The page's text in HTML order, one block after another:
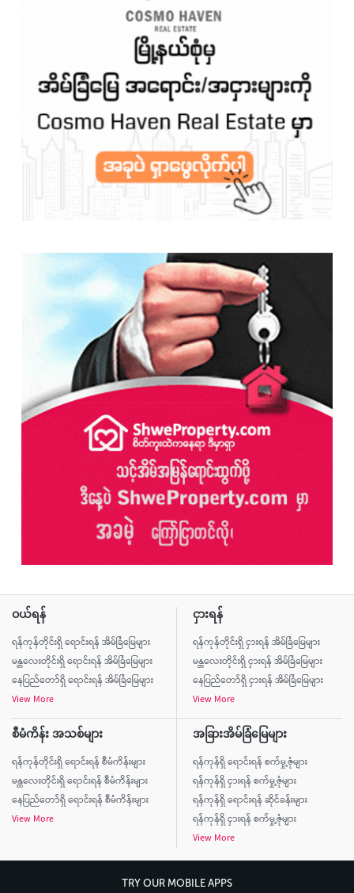
ဝယ်ရန်
ရန်ကုန်တိုင်းရှိ ရောင်းရန် အိမ်ခြံမြေများ
မန္တလေးတိုင်းရှိ ရောင်းရန် အိမ်ခြံမြေများ
နေပြည်တော်ရှိ ရောင်းရန် အိမ်ခြံမြေများ
View More
ငှားရန်
ရန်ကုန်တိုင်းရှိ ငှားရန် အိမ်ခြံမြေများ
မန္တလေးတိုင်းရှိ ငှားရန် အိမ်ခြံမြေများ
နေပြည်တော်ရှိ ငှားရန် အိမ်ခြံမြေများ
View More
စီမံကိန်း အသစ်များ
ရန်ကုန်တိုင်းရှိ ရောင်းရန် စီမံကိန်းများ
မန္တလေးတိုင်းရှိ ရောင်းရန် စီမံကိန်းများ
နေပြည်တော်ရှိ ရောင်းရန် စီမံကိန်းများ
View More
အခြားအိမ်ခြံမြေများ
ရန်ကုန်ရှိ ရောင်းရန် စက်မှု့ဇုံများ
ရန်ကုန်ရှိ ငှားရန် စက်မှု့ဇုံများ
ရန်ကုန်ရှိ ရောင်းရန် ဆိုင်ခန်းများ
ရန်ကုန်ရှိ ငှားရန် စက်မှု့ဇုံများ
View More
TRY OUR MOBILE APPS